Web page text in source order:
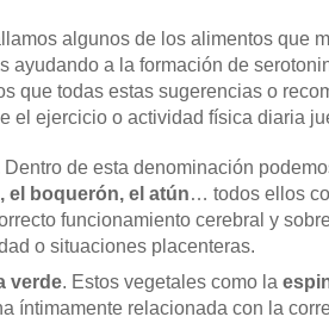
algunos de los alimentos que
ayudando a la formación de
que todas estas sugerencias o
el ejercicio o actividad física diaria
Dentro de esta denominación
el boquerón, el atún… todos ellos
funcionamiento cerebral y
o situaciones placenteras.
verde. Estos vegetales como la
íntimamente relacionada con la